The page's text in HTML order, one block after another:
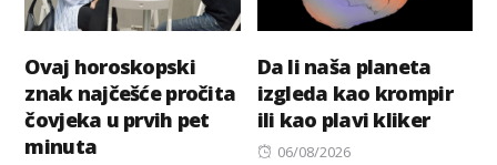
Ovaj horoskopski
znak najčešće pročita
čovjeka u prvih pet
minuta
Da li naša planeta
izgleda kao krompir
ili kao plavi kliker
Posted
06/08/2026